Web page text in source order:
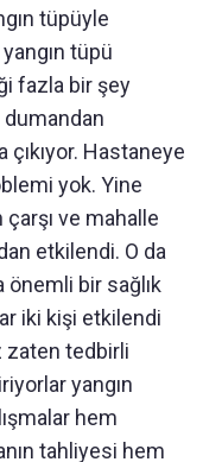
tüpüyle
tüpü
fazla bir şey
dumandan
çıkıyor. Hastaneye
yok. Yine
ve mahalle
etkilendi. O da
bir sağlık
iki kişi etkilendi
zaten tedbirli
yangın
hem
tahliyesi hem